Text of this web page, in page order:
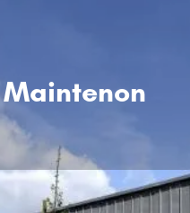
Présentation